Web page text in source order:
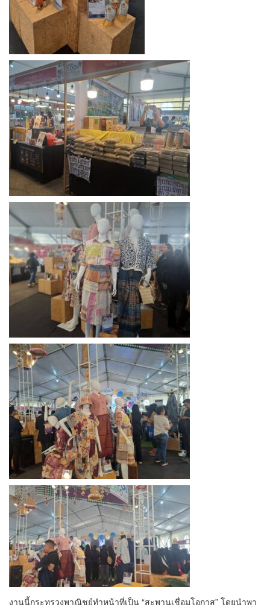
งานนี้กระทรวงพาณิชย์ทำหน้าที่เป็น “สะพานเชื่อมโอกาส” โดยนำพา